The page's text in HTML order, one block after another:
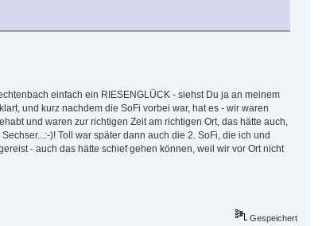
einfach ein RIESENGLÜCK - siehst Du ja an meinem
und kurz nachdem die SoFi vorbei war, hat es - wir waren
und waren zur richtigen Zeit am richtigen Ort, das hätte auch,
)! Toll war später dann auch die 2. SoFi, die ich und
- auch das hätte schief gehen können, weil wir vor Ort nicht
Gespeichert